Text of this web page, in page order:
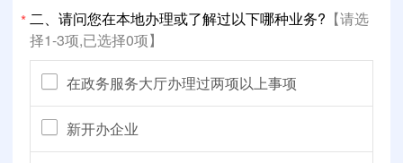
*二、请问您在本地办理或了解过以下哪种业务? 【请选
择1-3项,已选择0项】
在政务服务大厅办理过两项以上事项
新开办企业